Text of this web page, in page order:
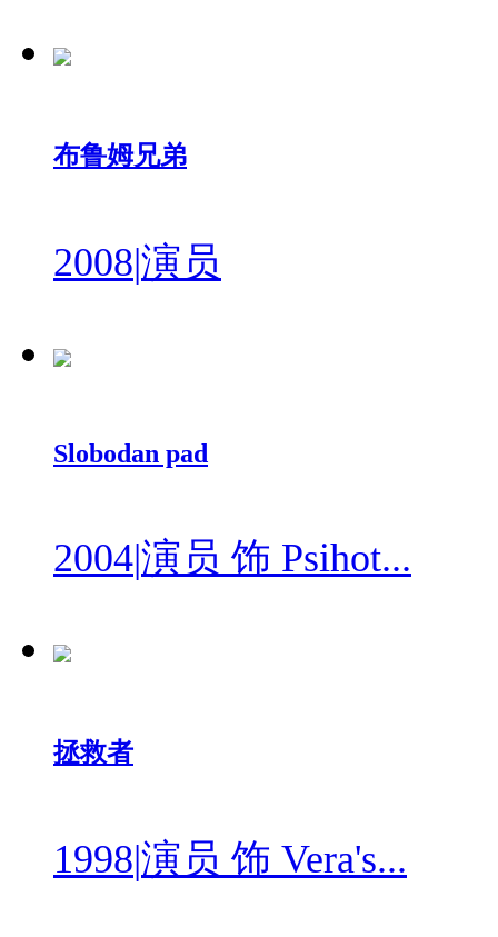
布鲁姆兄弟
2008|演员
Slobodan pad
2004|演员 饰 Psihot...
拯救者
1998|演员 饰 Vera's...